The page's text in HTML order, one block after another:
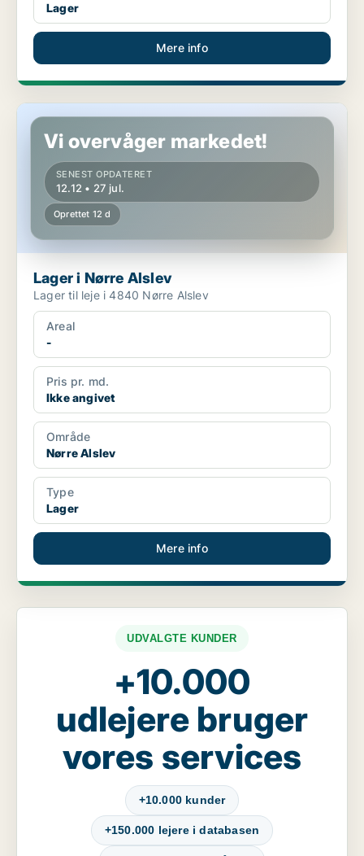
Lager
Mere info
Lager i Nørre Alslev
Vi overvåger markedet!
SENEST OPDATERET
12.12 • 27 jul.
Oprettet 12 d
Lager i Nørre Alslev
Lager til leje i 4840 Nørre Alslev
Areal
-
Pris pr. md.
Ikke angivet
Område
Nørre Alslev
Type
Lager
Mere info
UDVALGTE KUNDER
+10.000
udlejere bruger
vores services
+10.000 kunder
+150.000 lejere i databasen